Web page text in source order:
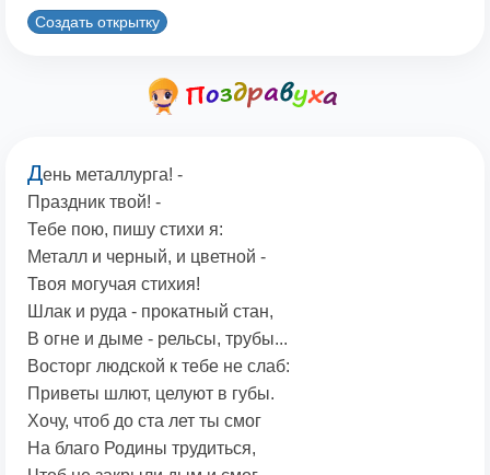
Создать открытку
День металлурга! -
Праздник твой! -
Тебе пою, пишу стихи я:
Металл и черный, и цветной -
Твоя могучая стихия!
Шлак и руда - прокатный стан,
В огне и дыме - рельсы, трубы...
Восторг людской к тебе не слаб:
Приветы шлют, целуют в губы.
Хочу, чтоб до ста лет ты смог
На благо Родины трудиться,